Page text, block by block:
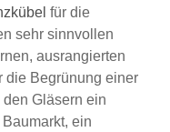
für die
sehr sinnvollen
ausrangierten
die Begrünung einer
Gläsern ein
ein